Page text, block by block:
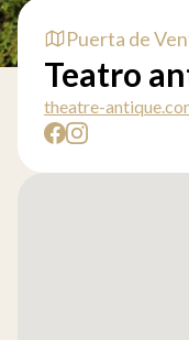
Puerta de
Teatro
theatre-